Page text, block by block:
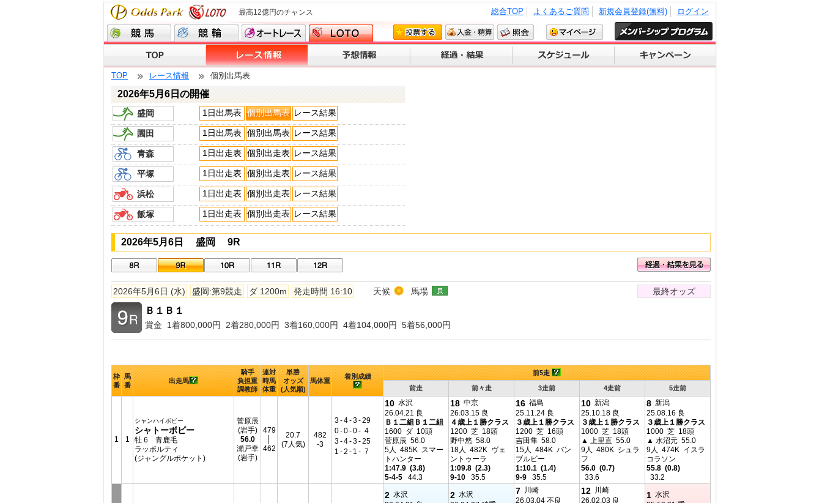
最高12億円のチャンス ログイン
新規会員登録(無料)
よくあるご質問
総合TOP
TOP レース情報 個別出馬表
2026年5月6日の開催
盛岡 1日出馬表 個別出馬表 レース結果
園田 1日出馬表 個別出馬表 レース結果
青森 1日出走表 個別出走表 レース結果
平塚 1日出走表 個別出走表 レース結果
浜松 1日出走表 個別出走表 レース結果
飯塚 1日出走表 個別出走表 レース結果
2026年5月6日 盛岡 9R
2026年5月6日 (水) 盛岡:第9競走 ダ 1200m 発走時間 16:10 天候 馬場 最終オッズ
Ｂ１Ｂ１
賞金 1着800,000円 2着280,000円 3着160,000円 4着104,000円 5着56,000円
枠
番
馬
番
出走馬
騎手
負担重
調教師
連対
時馬
体重
単勝
オッズ
(人気順)
馬体重
着別成績 前5走
前走 前々走 3走前 4走前 5走前
1 1
シャンハイボビー
シャトーボビー
牡 6 青鹿毛
ラッポルティ
(ジャングルポケット)
菅原辰
(岩手)
56.0
瀬戸幸
(岩手)
479
462
20.7
(7人気)
482
-3
3-4-3-29
0-0-0- 4
3-4-3-25
1 -2 - 1 - 7
10 水沢
26.04.21 良
Ｂ１二組Ｂ１二組
1600 ダ 10頭
菅原辰 56.0
5人 485K スマー
トハンター
1:47.9 (3.8)
5-4-5
44.3
18 中京
26.03.15 良
４歳上１勝クラス
1200 芝 18頭
野中悠 58.0
18人 482K ヴェ
ントゥーラ
1:09.8 (2.3)
9-10
35.5
16 福島
25.11.24 良
３歳上１勝クラス
1200 芝 16頭
吉田隼 58.0
15人 484K バン
ブルビー
1:10.1 (1.4)
9-9
35.5
10 新潟
25.10.18 良
３歳上１勝クラス
1000 芝 18頭
▲ 上里直 55.0
9人 480K シュラ
フ
56.0 (0.7)
33.6
8 新潟
25.08.16 良
３歳上１勝クラス
1000 芝 18頭
▲ 水沼元 55.0
9人 474K イスラ
コラソン
55.8 (0.8)
33.2
2 水沢
2 水沢
7 川崎
26.03.04 不良
12 川崎
26.02.03 良
1 水沢